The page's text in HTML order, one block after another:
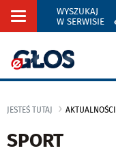
Rozwiń
WYSZUKAJ
W SERWISIE
JESTEŚ TUTAJ AKTUALNOŚCI
SPORT